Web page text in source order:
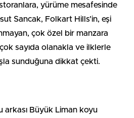
yürüme mesafesinde
Sancak, Folkart Hills’in, eşi
çok özel bir manzara
sayıda olanakla ve ilklerle
sunduğuna dikkat çekti.
arkası Büyük Liman koyu